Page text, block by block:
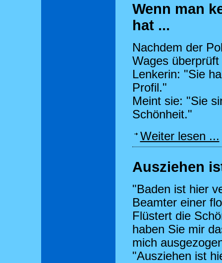
Wenn man
hat ...
Nachdem der
Wages
Lenkerin: "Sie
Profil."
Meint sie: "Sie
Schönheit."
Weiter lesen ...
Ausziehen
"Baden ist hier
Beamter einer
Flüstert die
haben Sie mir
mich
"Ausziehen ist